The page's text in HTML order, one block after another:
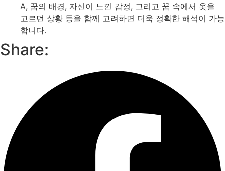
A, 꿈의 배경, 자신이 느낀 감정, 그리고 꿈 속에서 옷을
고르던 상황 등을 함께 고려하면 더욱 정확한 해석이 가능
합니다.
Share: